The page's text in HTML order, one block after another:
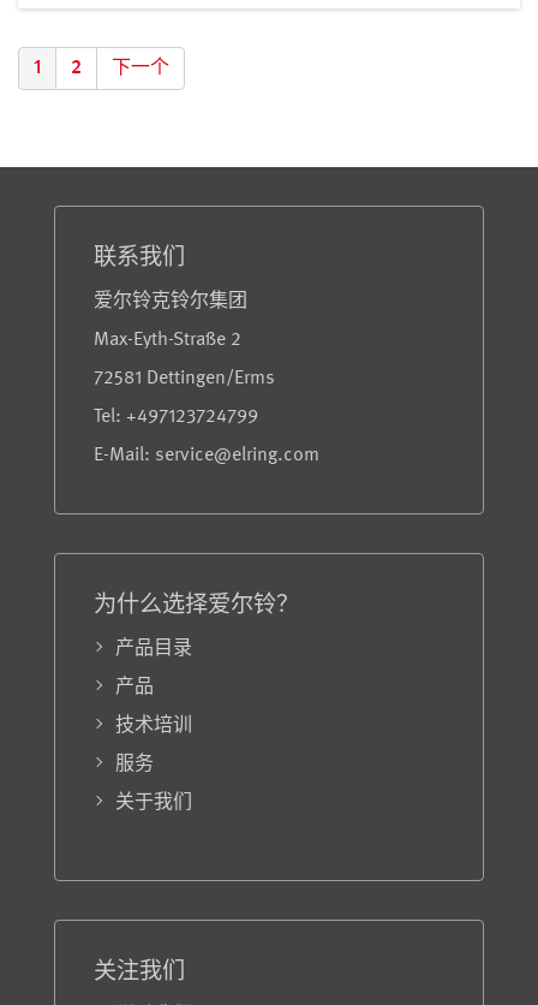
1 2 下一个
联系我们
爱尔铃克铃尔集团
Max-Eyth-Straße 2
72581 Dettingen/Erms
Tel: +497123724799
E-Mail: service@elring.com
为什么选择爱尔铃？
产品目录
产品
技术培训
服务
关于我们
关注我们